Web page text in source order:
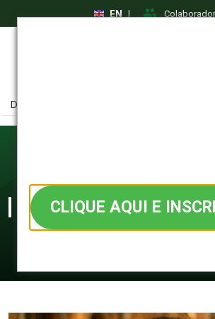
CLIQUE AQUI E
EN |
Graduação